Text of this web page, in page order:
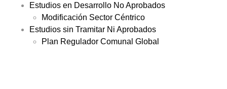
Estudios en Desarrollo No Aprobados
Modificación Sector Céntrico
Estudios sin Tramitar Ni Aprobados
Plan Regulador Comunal Global